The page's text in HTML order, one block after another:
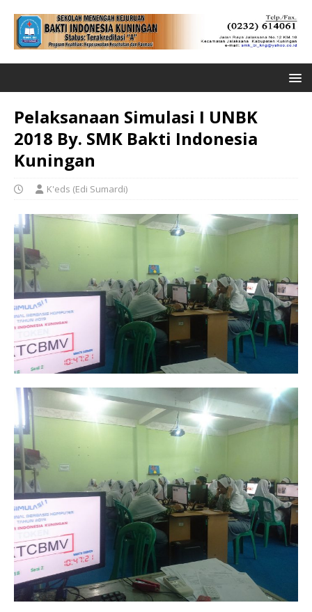
Pelaksanaan Simulasi I UNBK
2018 By. SMK Bakti Indonesia
Kuningan
K'eds (Edi Sumardi)